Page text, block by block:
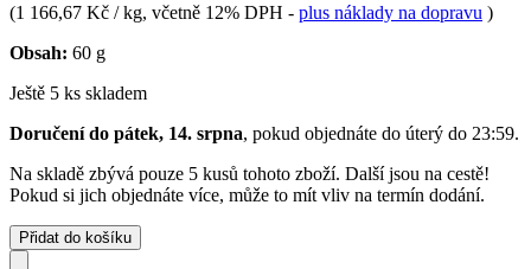
(1 166,67 Kč / kg, včetně 12% DPH - plus náklady na dopravu )
Obsah: 60 g
Ještě 5 ks skladem
Doručení do pátek, 14. srpna, pokud objednáte do úterý do 23:59.
Na skladě zbývá pouze 5 kusů tohoto zboží. Další jsou na cestě!
Pokud si jich objednáte více, může to mít vliv na termín dodání.
Přidat do košíku